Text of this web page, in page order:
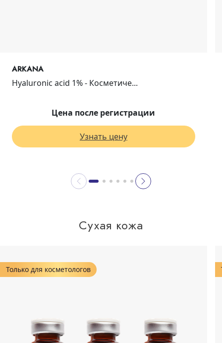
ARKANA
Hyaluronic acid 1% - Косметиче...
Цена после регистрации
Узнать цену
Сухая кожа
Только для косметологов